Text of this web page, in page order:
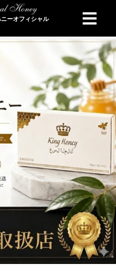
ーオフィシャル